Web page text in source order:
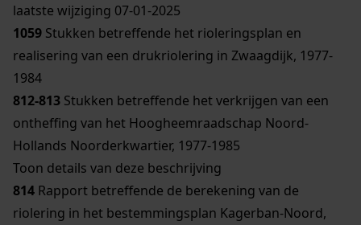
laatste wijziging 07-01-2025
1059 Stukken betreffende het rioleringsplan en
realisering van een drukriolering in Zwaagdijk, 1977-
1984
812-813 Stukken betreffende het verkrijgen van een
ontheffing van het Hoogheemraadschap Noord-
Hollands Noorderkwartier, 1977-1985
Toon details van deze beschrijving
814 Rapport betreffende de berekening van de
riolering in het bestemmingsplan Kagerban-Noord,